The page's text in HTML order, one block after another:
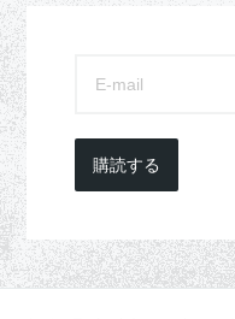
購読する